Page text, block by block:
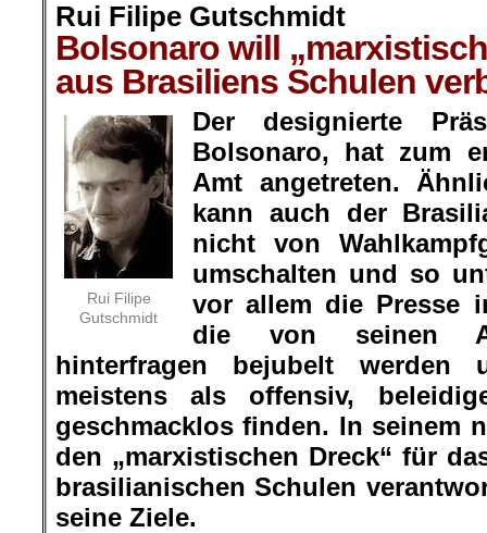
Rui Filipe Gutschmidt
Bolsonaro will
aus Brasiliens Schulen
Rui Filipe
Gutschmidt
Der designierte
Bolsonaro, hat zum
Amt angetreten.
kann auch der
nicht von
umschalten und so
vor allem die Presse
die von seinen
hinterfragen bejubelt
meistens als offensiv,
geschmacklos finden. In seinem
den „marxistischen Dreck“ für
brasilianischen Schulen
seine Ziele.